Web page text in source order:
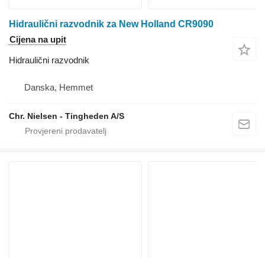
Hidraulični razvodnik za New Holland CR9090
Cijena na upit
Hidraulični razvodnik
Danska, Hemmet
Chr. Nielsen - Tingheden A/S